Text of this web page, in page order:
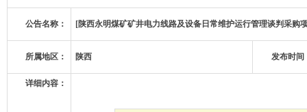
公告名称： [陕西永明煤矿矿井电力线路及设备日常维护运行管理谈判采购
所属地区： 陕西 发布时间
详细内容：